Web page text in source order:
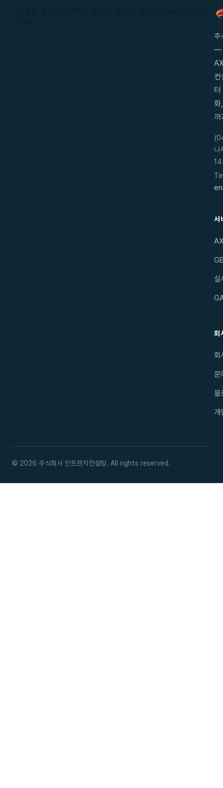
주
—
컨
화
까
나
서
실
회
회
문
블
개
© 2026 주식회사 인트렌치컨설팅. All rights reserved.